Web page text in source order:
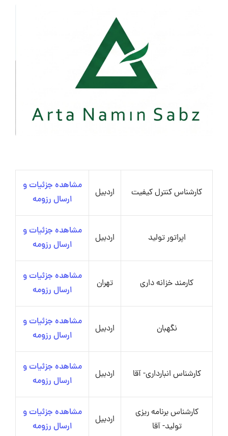
کارشناس کنترل کیفیت اردبیل
مشاهده جزئیات و
ارسال رزومه
اپراتور تولید اردبیل
مشاهده جزئیات و
ارسال رزومه
کارمند خزانه داری تهران
مشاهده جزئیات و
ارسال رزومه
نگهبان اردبیل
مشاهده جزئیات و
ارسال رزومه
کارشناس انبارداری- آقا اردبیل
مشاهده جزئیات و
ارسال رزومه
کارشناس برنامه ریزی
تولید- آقا
اردبیل
مشاهده جزئیات و
ارسال رزومه